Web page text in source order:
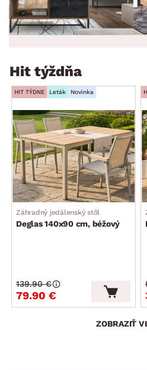
Hit týždňa
HIT TÝDNE Leták Novinka
Záhradný jedálenský stôl
Deglas 140x90 cm, béžový
79.90 €
139.90 €
ZOBRAZIŤ